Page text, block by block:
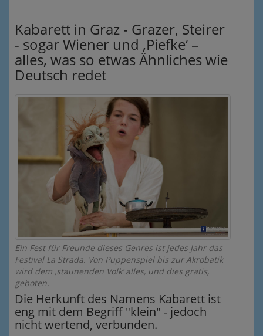
Kabarett in Graz - Grazer, Steirer
- sogar Wiener und ‚Piefke‘ –
alles, was so etwas Ähnliches wie
Deutsch redet
Ein Fest für Freunde dieses Genres ist jedes Jahr das
Festival La Strada. Von Puppenspiel bis zur Akrobatik
wird dem ‚staunenden Volk‘ alles, und dies gratis,
geboten.
Die Herkunft des Namens Kabarett ist
eng mit dem Begriff "klein" - jedoch
nicht wertend, verbunden.